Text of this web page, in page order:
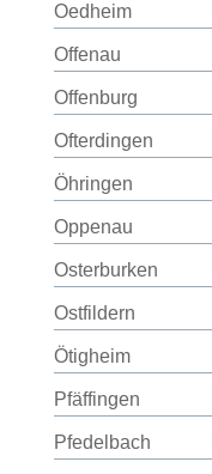
Oedheim
Offenau
Offenburg
Ofterdingen
Öhringen
Oppenau
Osterburken
Ostfildern
Ötigheim
Pfäffingen
Pfedelbach